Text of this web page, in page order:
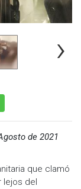
›
de 2021
que clamó
lejos del